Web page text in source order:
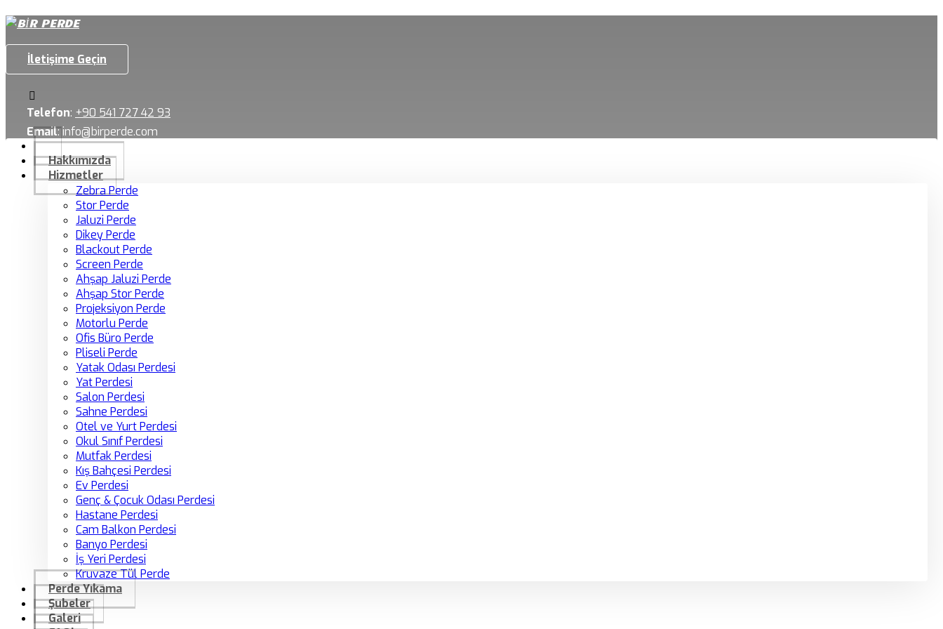
İletişime Geçin
Telefon: +90 541 727 42 93
Email:info@birperde.com
Hakkımızda
Hizmetler
Zebra Perde
Stor Perde
Jaluzi Perde
Dikey Perde
Blackout Perde
Screen Perde
Ahşap Jaluzi Perde
Ahşap Stor Perde
Projeksiyon Perde
Motorlu Perde
Ofis Büro Perde
Pliseli Perde
Yatak Odası Perdesi
Yat Perdesi
Salon Perdesi
Sahne Perdesi
Otel ve Yurt Perdesi
Okul Sınıf Perdesi
Mutfak Perdesi
Kış Bahçesi Perdesi
Ev Perdesi
Genç & Çocuk Odası Perdesi
Hastane Perdesi
Cam Balkon Perdesi
Banyo Perdesi
İş Yeri Perdesi
Kruvaze Tül Perde
Perde Yıkama
Şubeler
Galeri